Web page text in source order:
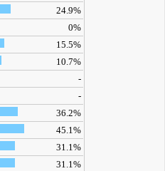
24.9%
0%
15.5%
10.7%
-
-
36.2%
45.1%
31.1%
31.1%